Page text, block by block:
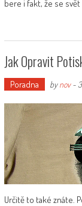
bere i fakt, že se
Jak Opravit
Poradna bynov-
Určitě to také znáte.